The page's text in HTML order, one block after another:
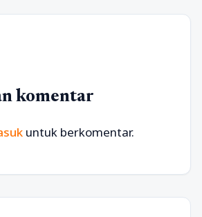
komentar
untuk berkomentar.